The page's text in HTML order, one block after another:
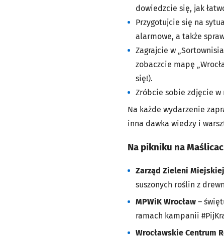
dowiedzcie się, jak
Przygotujcie się na
alarmowe, a także
Zagrajcie w
zobaczcie mapę
się!).
Zróbcie sobie zdjęcie w
Na każde wydarzenie
inna dawka wiedzy i
Na pikniku na
Zarząd Zieleni
suszonych roślin z
MPWiK Wrocław –
ramach kampanii
Wrocławskie Centrum